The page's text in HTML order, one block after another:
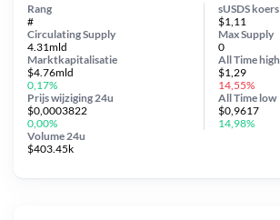
sUSDS koers
$1,11
Circulating Supply
4.31mld
Prijs wijziging 24u
$0,0003822
0,00%
Max Supply
0
Marktkapitalisatie
$4.76mld
0,17%
Volume 24u
$403.45k
Rang
#
All Timehigh
$1,29
14,55%
All Time low
$0,9617
14,98%